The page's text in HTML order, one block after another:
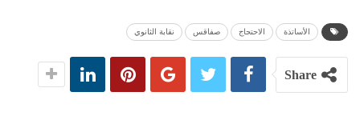
الأساتذة الاحتجاج صفاقس نقابة الثانوي
Share